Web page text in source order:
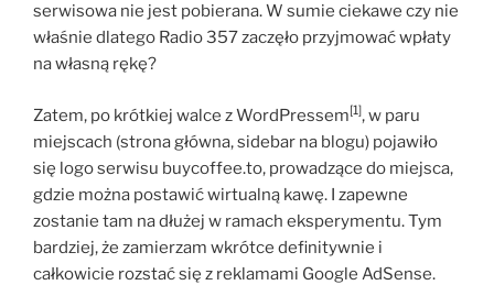
serwisowa nie jest pobierana. W sumie ciekawe czy nie
właśnie dlatego Radio 357 zaczęło przyjmować wpłaty
na własną rękę?
Zatem, po krótkiej walce z WordPressem[1], w paru
miejscach (strona główna, sidebar na blogu) pojawiło
się logo serwisu buycoffee.to, prowadzące do miejsca,
gdzie można postawić wirtualną kawę. I zapewne
zostanie tam na dłużej w ramach eksperymentu. Tym
bardziej, że zamierzam wkrótce definitywnie i
całkowicie rozstać się z reklamami Google AdSense.